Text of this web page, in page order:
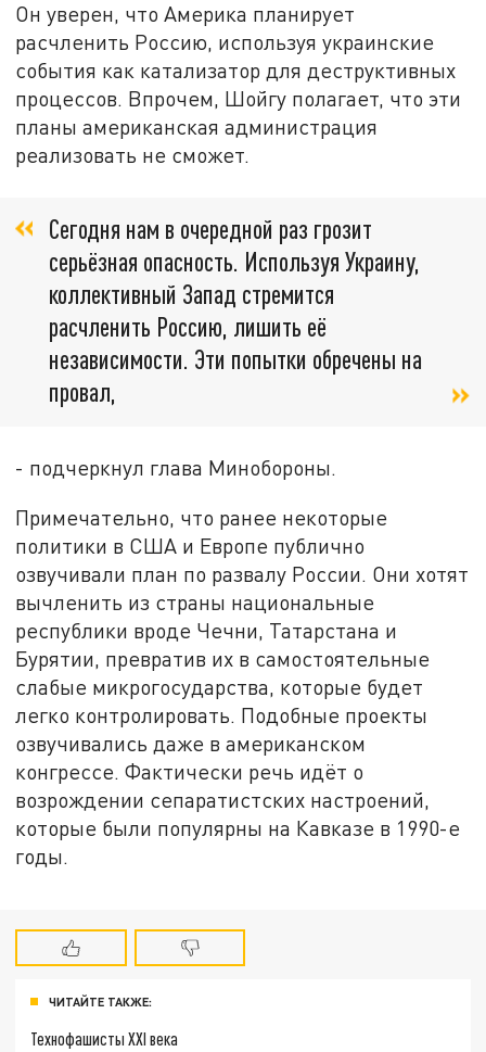
Он уверен, что Америка планирует
расчленить Россию, используя украинские
события как катализатор для деструктивных
процессов. Впрочем, Шойгу полагает, что эти
планы американская администрация
реализовать не сможет.
Сегодня нам в очередной раз грозит
серьёзная опасность. Используя Украину,
коллективный Запад стремится
расчленить Россию, лишить её
независимости. Эти попытки обречены на
провал,
- подчеркнул глава Минобороны.
Примечательно, что ранее некоторые
политики в США и Европе публично
озвучивали план по развалу России. Они хотят
вычленить из страны национальные
республики вроде Чечни, Татарстана и
Бурятии, превратив их в самостоятельные
слабые микрогосударства, которые будет
легко контролировать. Подобные проекты
озвучивались даже в американском
конгрессе. Фактически речь идёт о
возрождении сепаратистских настроений,
которые были популярны на Кавказе в 1990-е
годы.
ЧИТАЙТЕ ТАКЖЕ:
Технофашисты XXI века